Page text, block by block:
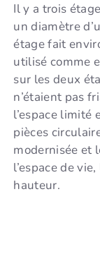
Il y a trois
un diamètre
étage fait
utilisé comme
sur les deux
n’étaient pas
l’espace limité
pièces
modernisée et
l’espace de
hauteur.